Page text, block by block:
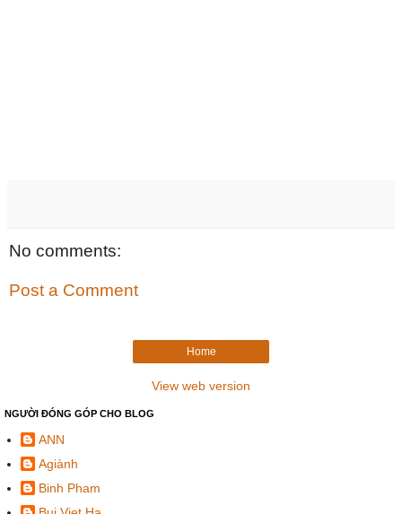
No comments:
Post a Comment
Home
View web version
NGƯỜI ĐÓNG GÓP CHO BLOG
ANN
Agiành
Binh Pham